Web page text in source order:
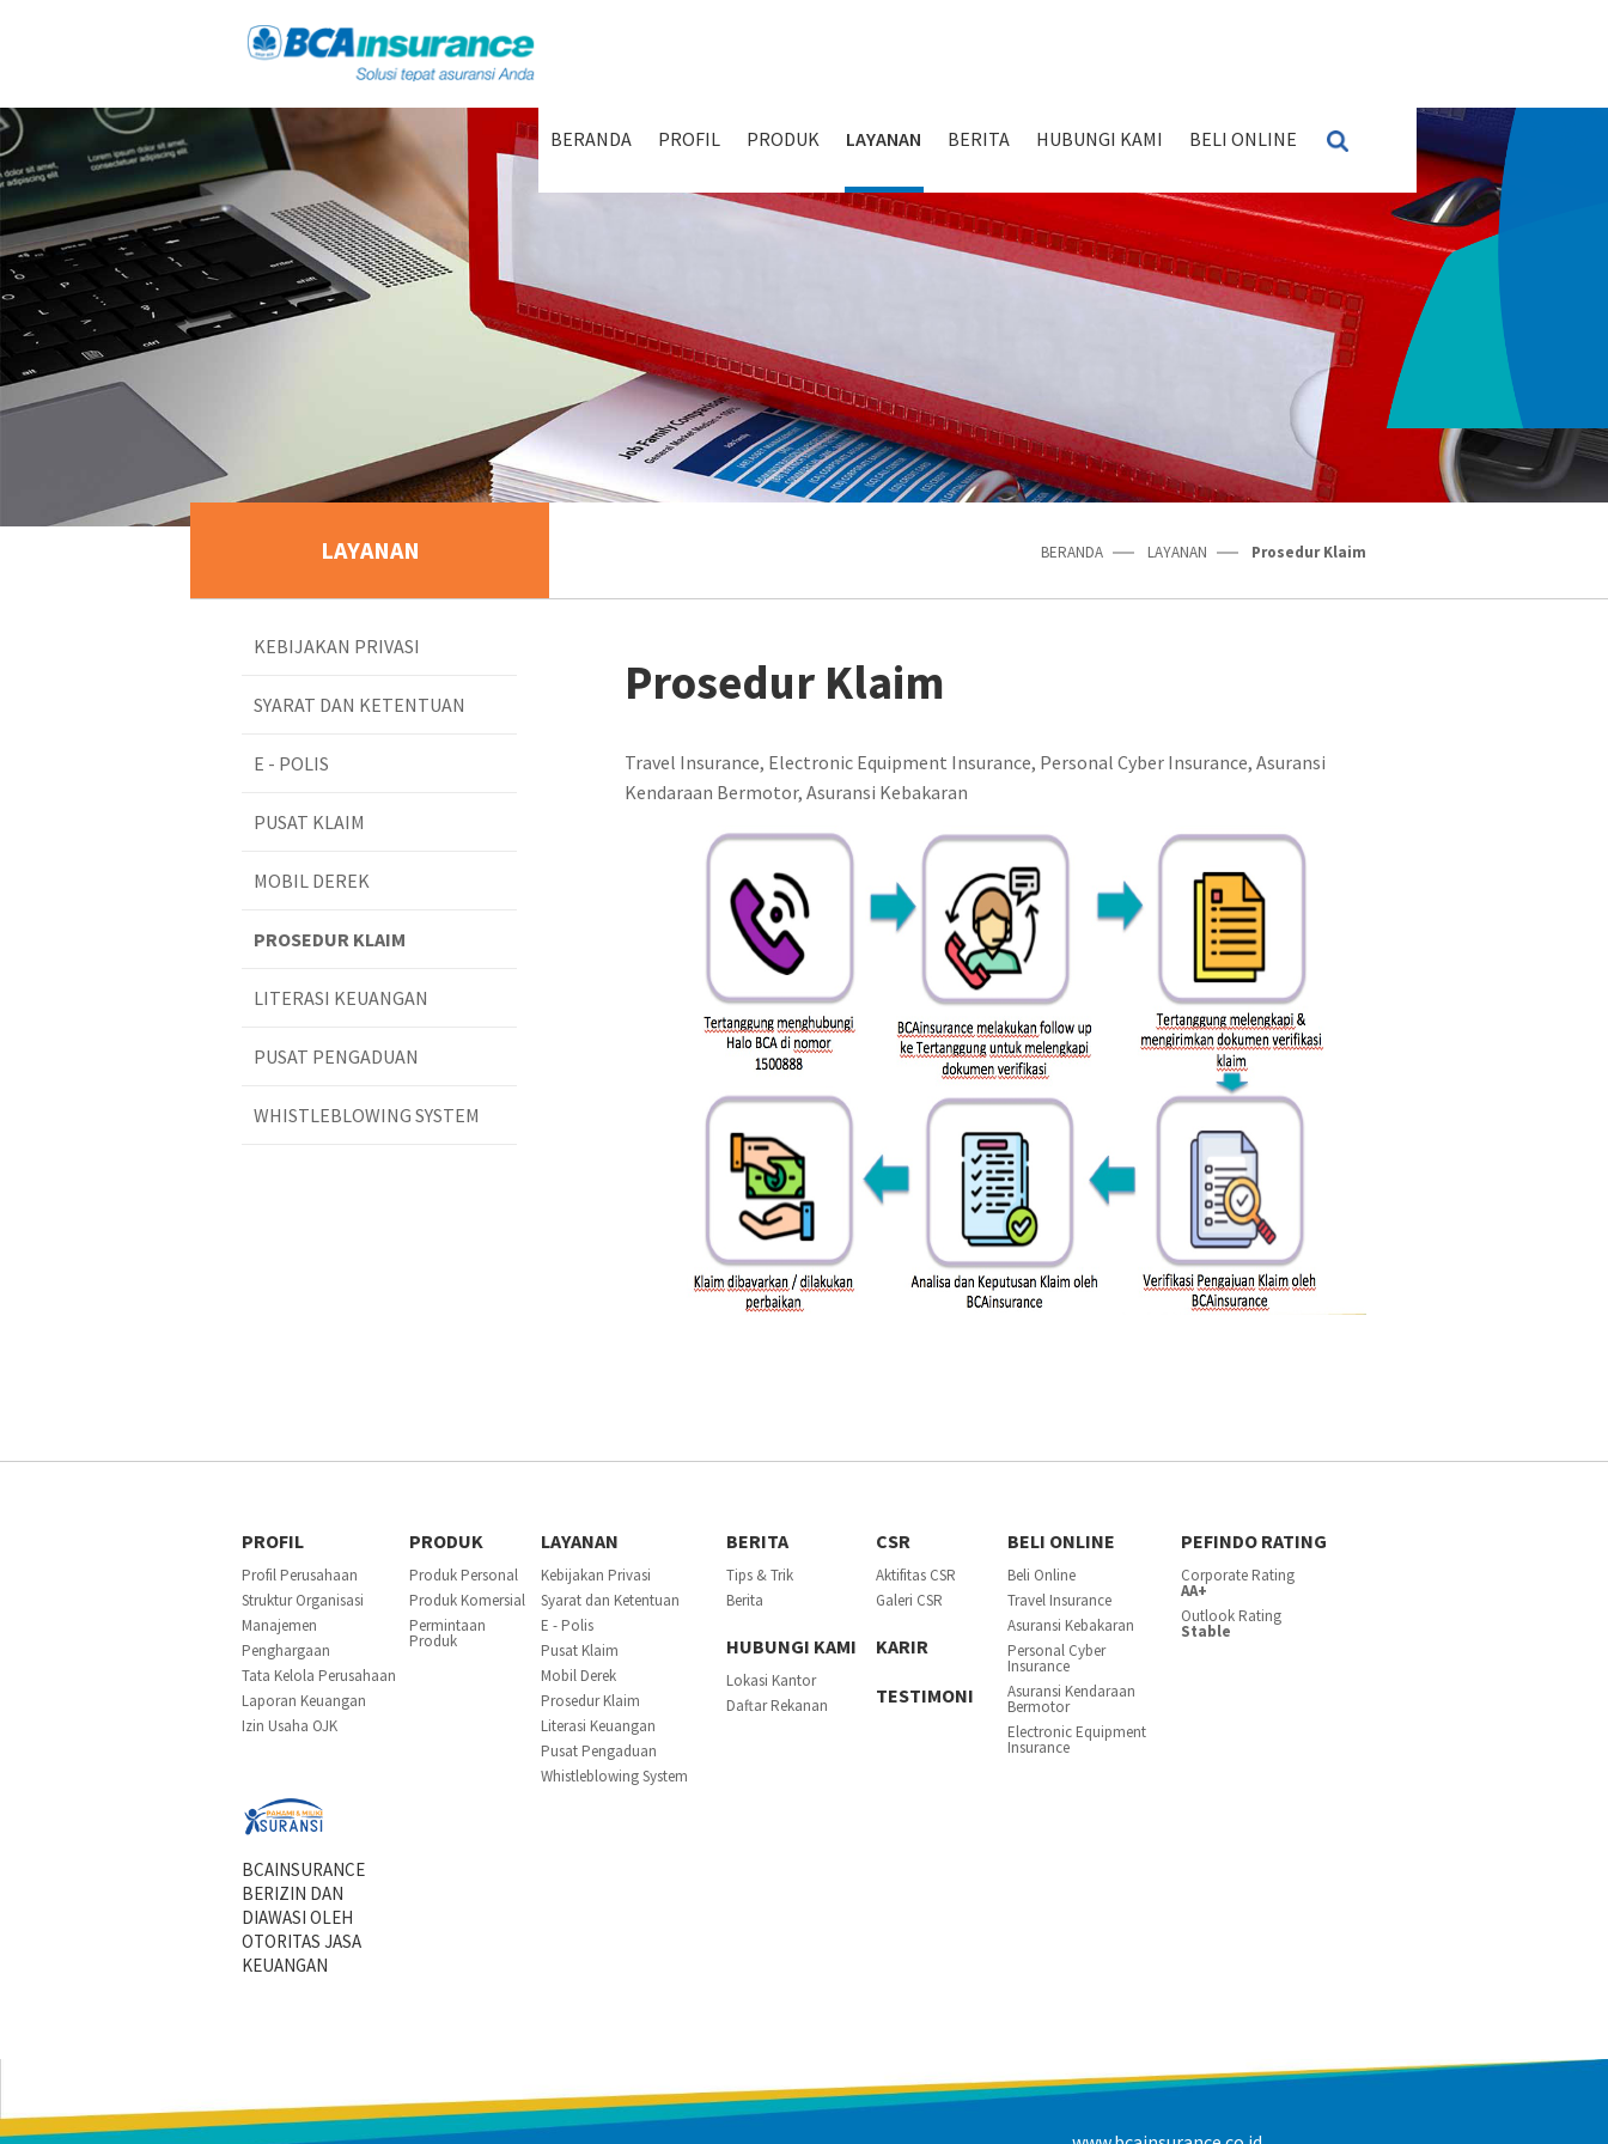
BERANDA PROFIL PRODUK LAYANAN BERITA HUBUNGI KAMI BELI ONLINE
LAYANAN BERANDA LAYANAN Prosedur Klaim
KEBIJAKAN PRIVASI
SYARAT DAN KETENTUAN
E - POLIS
PUSAT KLAIM
MOBIL DEREK
PROSEDUR KLAIM
LITERASI KEUANGAN
PUSAT PENGADUAN
WHISTLEBLOWING SYSTEM
Prosedur Klaim
Travel Insurance, Electronic Equipment Insurance, Personal Cyber Insurance, Asuransi
Kendaraan Bermotor, Asuransi Kebakaran
PROFIL
Profil Perusahaan
Struktur Organisasi
Manajemen
Penghargaan
Tata Kelola Perusahaan
Laporan Keuangan
Izin Usaha OJK
PRODUK
Produk Personal
Produk Komersial
Permintaan
Produk
LAYANAN
Kebijakan Privasi
Syarat dan Ketentuan
E - Polis
Pusat Klaim
Mobil Derek
Prosedur Klaim
Literasi Keuangan
Pusat Pengaduan
Whistleblowing System
BERITA
Tips & Trik
Berita
HUBUNGI KAMI
Lokasi Kantor
Daftar Rekanan
CSR
Aktifitas CSR
Galeri CSR
KARIR
TESTIMONI
BELI ONLINE
Beli Online
Travel Insurance
Asuransi Kebakaran
Personal Cyber
Insurance
Asuransi Kendaraan
Bermotor
Electronic Equipment
Insurance
PEFINDO RATING
Corporate Rating
AA+
Outlook Rating
Stable
BCAINSURANCE
BERIZIN DAN
DIAWASI OLEH
OTORITAS JASA
KEUANGAN